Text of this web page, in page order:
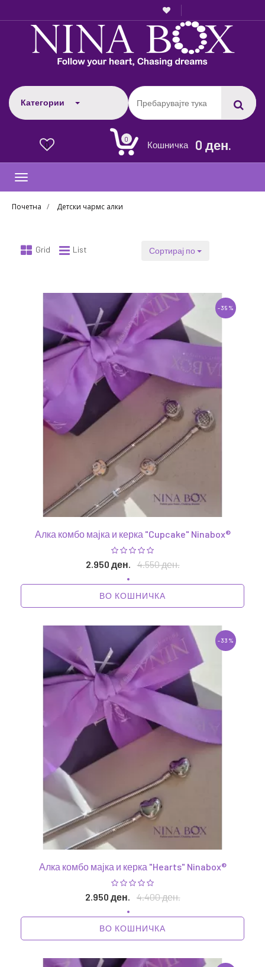
Категории
0
0
Кошничка 0 ден.
Toggle
Почетна Детски чармс алки
Grid List
Сортирај по
-35%
Алка комбо мајка и керка "Cupcake" Ninabox®
2.950 ден. 4.550 ден.
ВО КОШНИЧКА
-33%
Алка комбо мајка и керка "Hearts" Ninabox®
2.950 ден. 4.400 ден.
ВО КОШНИЧКА